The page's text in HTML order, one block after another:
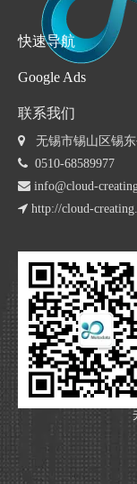
快速导航
Google Ads
联系我们
 无锡市锡山区锡东
 0510-68589977
 info@cloud-
 http://cloud-